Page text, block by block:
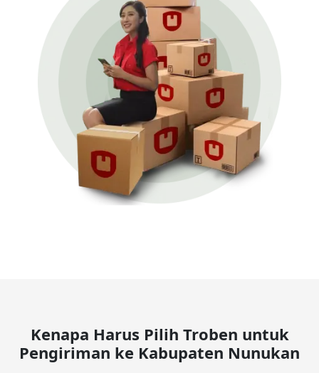
Kenapa Harus Pilih Troben untuk
Pengiriman ke Kabupaten Nunukan